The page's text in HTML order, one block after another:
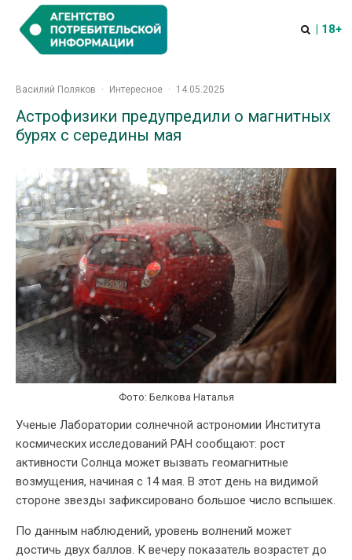
| 18+
Василий Поляков · Интересное · 14.05.2025
Астрофизики предупредили о магнитных
бурях с середины мая
Фото: Белкова Наталья
Ученые Лаборатории солнечной астрономии Института
космических исследований РАН сообщают: рост
активности Солнца может вызвать геомагнитные
возмущения, начиная с 14 мая. В этот день на видимой
стороне звезды зафиксировано большое число вспышек.
По данным наблюдений, уровень волнений может
достичь двух баллов. К вечеру показатель возрастет до